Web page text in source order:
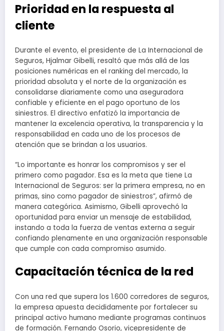
Prioridad en la respuesta al
cliente
Durante el evento, el presidente de La Internacional de
Seguros, Hjalmar Gibelli, resaltó que más allá de las
posiciones numéricas en el ranking del mercado, la
prioridad absoluta y el norte de la organización es
consolidarse diariamente como una aseguradora
confiable y eficiente en el pago oportuno de los
siniestros. El directivo enfatizó la importancia de
mantener la excelencia operativa, la transparencia y la
responsabilidad en cada uno de los procesos de
atención que se brindan a los usuarios.
“Lo importante es honrar los compromisos y ser el
primero como pagador. Esa es la meta que tiene La
Internacional de Seguros: ser la primera empresa, no en
primas, sino como pagador de siniestros”, afirmó de
manera categórica. Asimismo, Gibelli aprovechó la
oportunidad para enviar un mensaje de estabilidad,
instando a toda la fuerza de ventas externa a seguir
confiando plenamente en una organización responsable
que cumple con cada compromiso asumido.
Capacitación técnica de la red
Con una red que supera los 1.600 corredores de seguros,
la empresa apuesta decididamente por fortalecer su
principal activo humano mediante programas continuos
de formación. Fernando Osorio, vicepresidente de